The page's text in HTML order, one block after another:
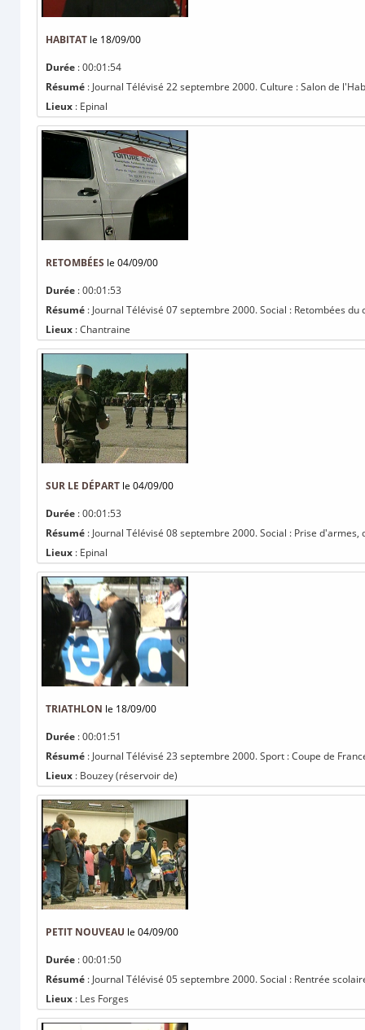
HABITAT le 18/09/00
Durée : 00:01:54
Résumé : Journal Télévisé 22 septembre 2000. Culture : Salon de
Lieux : Epinal
RETOMBÉES le 04/09/00
Durée : 00:01:53
Résumé : Journal Télévisé 07 septembre 2000. Social : Retombées
Lieux : Chantraine
SUR LE DÉPART le 04/09/00
Durée : 00:01:53
Résumé : Journal Télévisé 08 septembre 2000. Social : Prise d'armes,
Lieux : Epinal
TRIATHLON le 18/09/00
Durée : 00:01:51
Résumé : Journal Télévisé 23 septembre 2000. Sport : Coupe de
Lieux : Bouzey (réservoir de)
PETIT NOUVEAU le 04/09/00
Durée : 00:01:50
Résumé : Journal Télévisé 05 septembre 2000. Social : Rentrée
Lieux : Les Forges